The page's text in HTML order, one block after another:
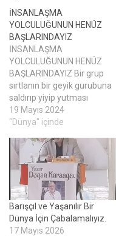
İNSANLAŞMA
YOLCULUĞUNUN HENÜZ
BAŞLARINDAYIZ
İNSANLAŞMA
YOLCULUĞUNUN HENÜZ
BAŞLARINDAYIZ Bir grup
sırtlanın bir geyik gurubuna
saldırıp yiyip yutması
arasında özde bir fark
yoktur. Hammurabi
adalet yoktu. Orman
yasaları vardı. Güçlü olan
haklıydı. Güçlüye her şey
revaydı. Halen de dünyada
geçerli olan ana yasa orman
yasasıdır. Adalet nasıl bir
şey ! Hammurabi kanunları…
19 Mayıs 2024
"Dünya" içinde
Barışçıl ve Yaşanılır Bir
Dünya İçin Çabalamalıyız.
17 Mayıs 2026